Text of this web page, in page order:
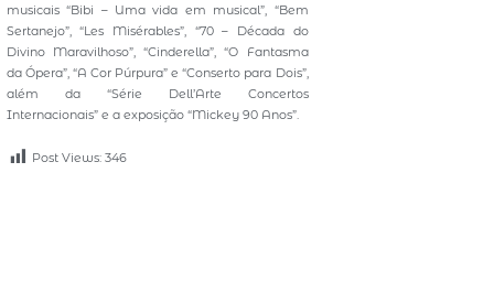
musicais “Bibi – Uma vida em musical”, “Bem
Sertanejo”, “Les Misérables”, “70 – Década do
Divino Maravilhoso”, “Cinderella”, “O Fantasma
da Ópera”, “A Cor Púrpura” e “Conserto para Dois”,
além da “Série Dell’Arte Concertos
Internacionais” e a exposição “Mickey 90 Anos”.
Post Views: 346